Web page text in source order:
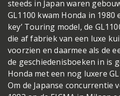
steeds in Japan waren
GL1100 kwam Honda in 1980
key’ Touring model, de
die af fabriek van een luxe
voorzien en daarmee als de
de geschiedenisboeken in is
Honda met een nog luxere
Om de Japanse concurrentie